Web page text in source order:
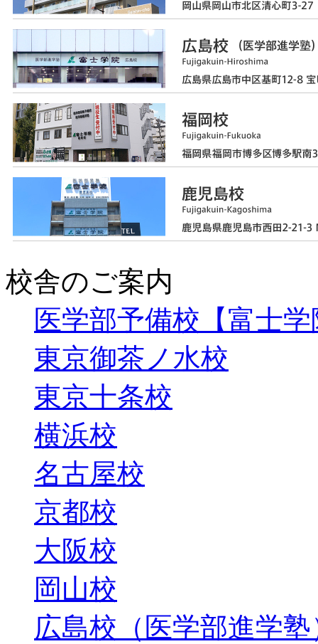
校舎のご案内
医学部予備校【富士
東京御茶ノ水校
東京十条校
横浜校
名古屋校
京都校
大阪校
岡山校
広島校（医学部進学塾